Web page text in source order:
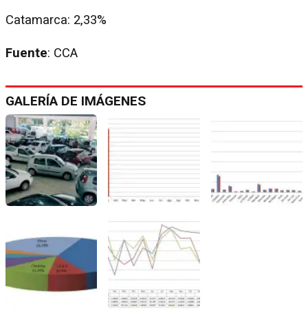
Catamarca: 2,33%
Fuente: CCA
GALERÍA DE IMÁGENES